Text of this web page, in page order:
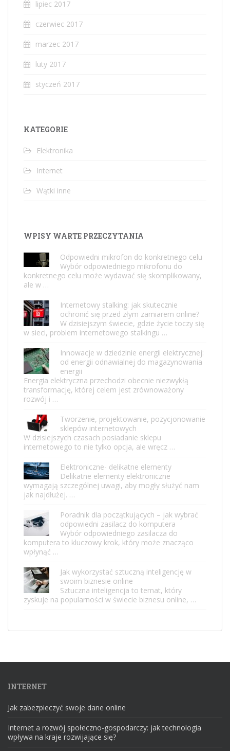
lipiec 2017
czerwiec 2017
marzec 2017
luty 2017
styczeń 2017
KATEGORIE
Elektronika
Internet
Wątki inne
WPISY WARTE PRZECZYTANIA
Odpowiedni mikrofon do konkretnego celu
Wybór odpowiedniego mikrofonu do
konkretnego celu może wydawać się skomplikowany,
ale w …
Internetowy stalking: jak skutecznie
ochronić się przed złym zamiarem online?
W dzisiejszym świecie, gdzie życie toczy się
w sieci, problem internetowego stalkingu …
Innowacje w dziedzinie energii elektrycznej:
od energii odnawialnej do magazynowania
energii
Energia elektryczna przechodzi obecnie niezwykłą
transformację, której celem jest zrównoważony
rozwój i …
Tworzenie, projektowanie, pozycjonowanie
sklepów internetowych
W dzisiejszych czasach posiadanie sklepu
internetowego to nie tylko opcja, ale wręcz …
Elektroniczne- delikatne elementy
Delikatne elementy elektroniczne
wymagają szczególnej uwagi, aby mogły służyć nam
jak najdłużej. …
Poradnik dla początkujących – jak wybrać
odpowiedni zasilacz do komputera
Wybór odpowiedniego zasilacza do
komputera to kluczowy krok, który może znacząco
wpłynąć …
Jak wykorzystać sztuczną inteligencję w
swoim biznesie online
Sztuczna inteligencja to temat, który
zyskuje na popularności w świecie biznesu online, …
INTERNET
Jak zabezpieczyć swoje dane online
Internet a rozwój społeczno-gospodarczy: jak technologia
wpływa na kraje rozwijające się?